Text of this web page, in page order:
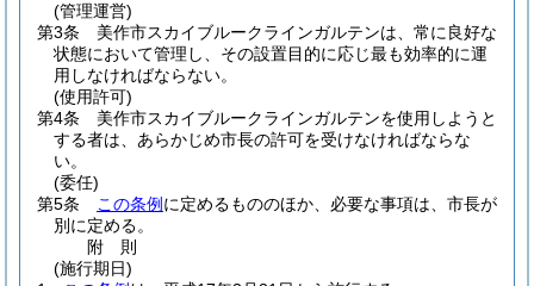
(管理運営)
第3条
美作市スカイブルークラインガルテンは、常に良好な
状態において管理し、その設置目的に応じ最も効率的に運
用しなければならない。
(使用許可)
第4条
美作市スカイブルークラインガルテンを使用しようと
する者は、あらかじめ市長の許可を受けなければならな
い。
(委任)
第5条
この条例 に定めるもののほか、必要な事項は、市長が
別に定める。
附 則
(施行期日)